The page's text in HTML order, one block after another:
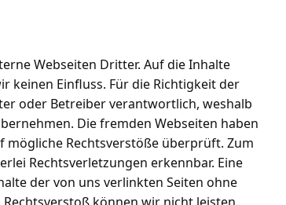
Webseiten Dritter. Auf die Inhalte
keinen Einfluss. Für die Richtigkeit der
oder Betreiber verantwortlich, weshalb
Die fremden Webseiten haben
Rechtsverstöße überprüft. Zum
Rechtsverletzungen erkennbar. Eine
der von uns verlinkten Seiten ohne